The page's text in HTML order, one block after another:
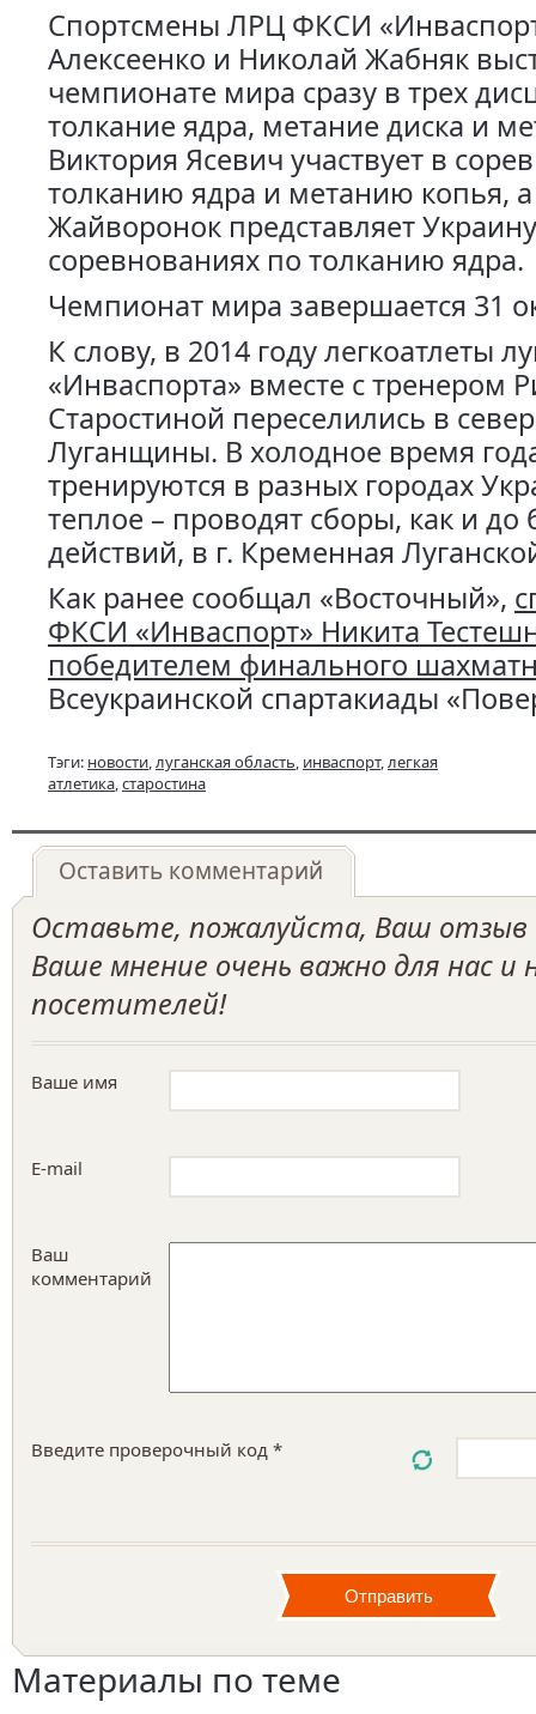
Спортсмены ЛРЦ ФКСИ
Алексеенко и Николай Жабняк
чемпионате мира сразу в трех
толкание ядра, метание диска и
Виктория Ясевич участвует в
толканию ядра и метанию копья,
Жайворонок представляет
соревнованиях по толканию ядра.
Чемпионат мира завершается 31
К слову, в 2014 году легкоатлеты
«Инваспорта» вместе с тренером
Старостиной переселились в
Луганщины. В холодное время
тренируются в разных городах
теплое – проводят сборы, как и до
действий, в г. Кременная
Как ранее сообщал «Восточный»,
ФКСИ «Инваспорт» Никита
победителем финального
Всеукраинской спартакиады
Тэги: новости,луганская область, инваспорт,легкая
атлетика,старостина
Оставить комментарий
Оставьте, пожалуйста, Ваш отзыв
Ваше мнение очень важно для нас и
посетителей!
Ваше имя
E-mail
Ваш
комментарий
Введите проверочный код *
Материалы по теме